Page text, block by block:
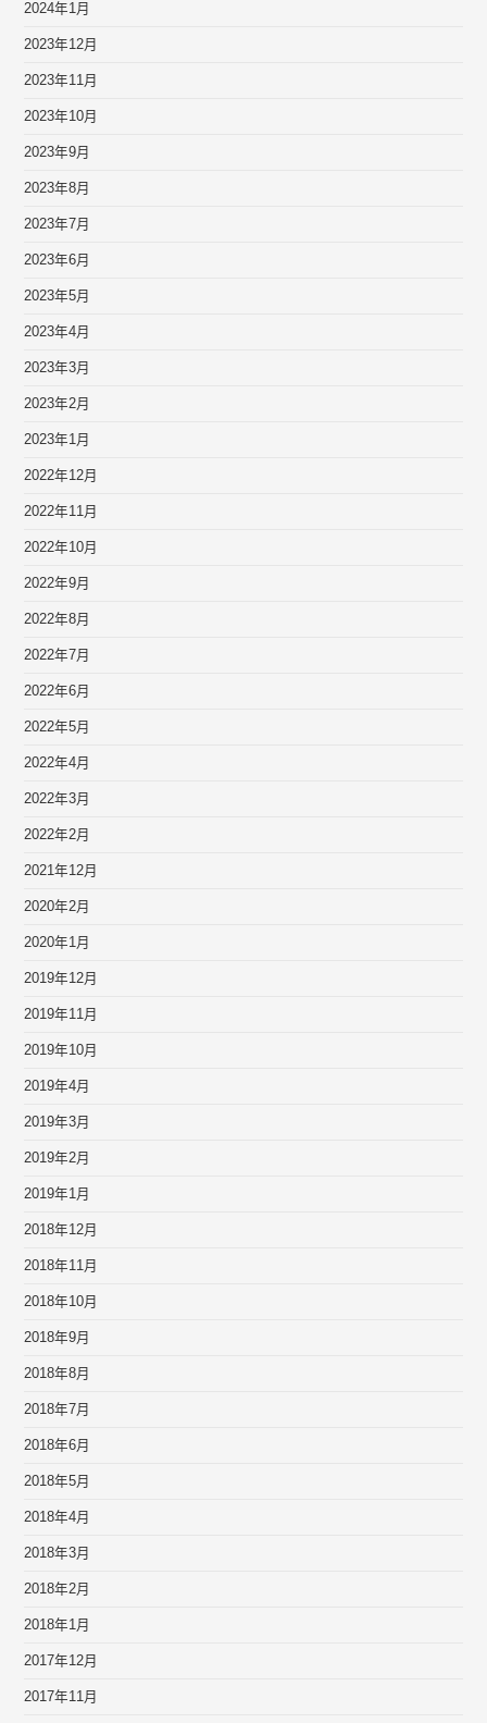
2024年1月
2023年12月
2023年11月
2023年10月
2023年9月
2023年8月
2023年7月
2023年6月
2023年5月
2023年4月
2023年3月
2023年2月
2023年1月
2022年12月
2022年11月
2022年10月
2022年9月
2022年8月
2022年7月
2022年6月
2022年5月
2022年4月
2022年3月
2022年2月
2021年12月
2020年2月
2020年1月
2019年12月
2019年11月
2019年10月
2019年4月
2019年3月
2019年2月
2019年1月
2018年12月
2018年11月
2018年10月
2018年9月
2018年8月
2018年7月
2018年6月
2018年5月
2018年4月
2018年3月
2018年2月
2018年1月
2017年12月
2017年11月